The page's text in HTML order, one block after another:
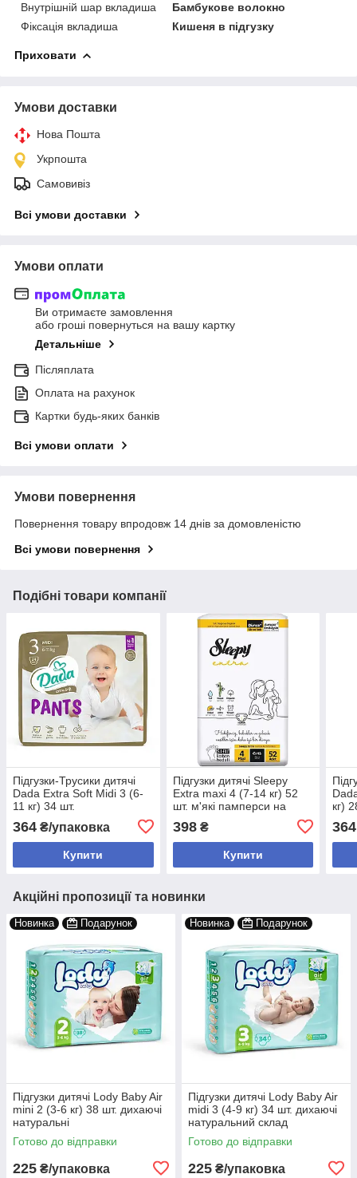
Внутрішній шар вкладиша
Бамбукове волокно
Фіксація вкладиша
Кишеня в підгузку
Приховати
Умови доставки
Нова Пошта
Укрпошта
Самовивіз
Всі умови доставки
Умови оплати
Ви отримаєте замовлення
або гроші повернуться на вашу картку
Детальніше
Післяплата
Оплата на рахунок
Картки будь-яких банків
Всі умови оплати
Умови повернення
Повернення товару впродовж 14 днів за домовленістю
Всі умови повернення
Подібні товари компанії
Підгузки-Трусики дитячі
Dada Extra Soft Midi 3 (6-
11 кг) 34 шт.
364 ₴/упаковка
Купити
Підгузки дитячі Sleepy
Extra maxi 4 (7-14 кг) 52
шт. м'які памперси на
398₴
Купити
кг)
364
Акційні пропозиції та новинки
Новинка Подарунок
Підгузки дитячі Lody Baby Air
mini 2 (3-6 кг) 38 шт. дихаючі
натуральні
Готово до відправки
225 ₴/упаковка
Новинка Подарунок
Підгузки дитячі Lody Baby Air
midi 3 (4-9 кг) 34 шт. дихаючі
натуральний склад
Готово до відправки
225 ₴/упаковка